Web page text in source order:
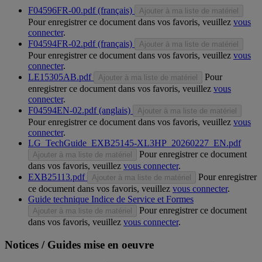
F04596FR-00.pdf (français) Ajouter à ma liste de matériel
Pour enregistrer ce document dans vos favoris, veuillez vous
connecter.
F04594FR-02.pdf (français)
Ajouter à ma liste de matériel
Pour enregistrer ce document dans vos favoris, veuillez vous
connecter.
LE15305AB.pdf
Ajouter à ma liste de matériel
Pour
enregistrer ce document dans vos favoris, veuillez vous
connecter.
F04594EN-02.pdf (anglais)
Ajouter à ma liste de matériel
Pour enregistrer ce document dans vos favoris, veuillez vous
connecter.
LG_TechGuide_EXB25145-XL3HP_20260227_EN.pdf
Ajouter à ma liste de matériel
Pour enregistrer ce document
dans vos favoris, veuillez vous connecter.
EXB25113.pdf
Ajouter à ma liste de matériel
Pour enregistrer
ce document dans vos favoris, veuillez vous connecter.
Guide technique Indice de Service et Formes
Ajouter à ma liste de matériel
Pour enregistrer ce document
dans vos favoris, veuillez vous connecter.
Notices / Guides mise en oeuvre